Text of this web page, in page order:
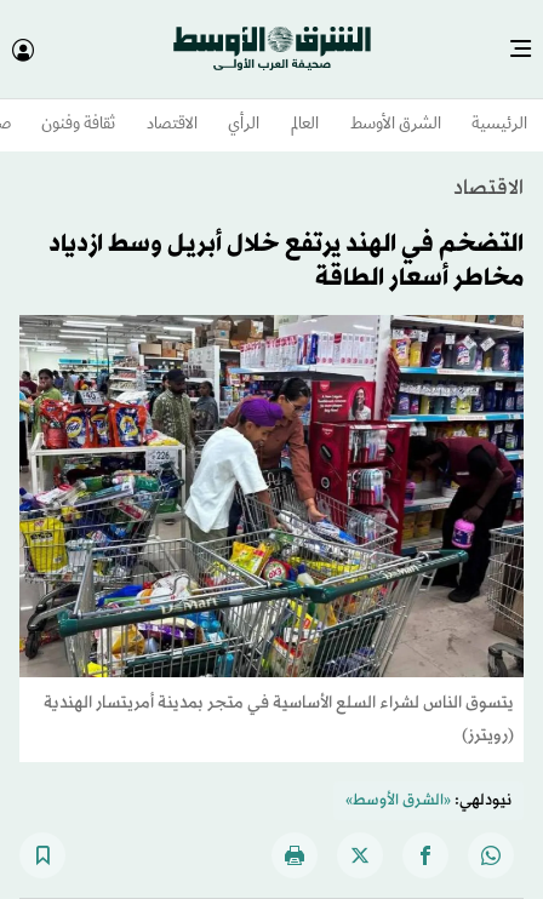
الرئيسية الشرق الأوسط​ العالم الرأي الاقتصاد ثقافة وفنون
الاقتصاد
التضخم في الهند يرتفع خلال أبريل وسط ازدياد
مخاطر أسعار الطاقة
يتسوق الناس لشراء السلع الأساسية في متجر بمدينة أمريتسار الهندية
(رويترز)
نيودلهي:«الشرق الأوسط»